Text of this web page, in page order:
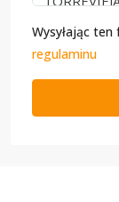
Wysyłając
regulaminu